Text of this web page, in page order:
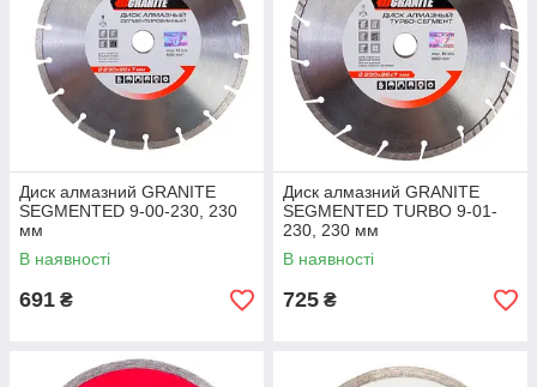
Диск алмазний GRANITE
SEGMENTED 9-00-230, 230
мм
В наявності
691 ₴
Диск алмазний GRANITE
SEGMENTED TURBO 9-01-
230, 230 мм
В наявності
725 ₴